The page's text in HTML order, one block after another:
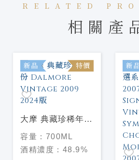
RELATED
相關產
新品 特價
大摩 典藏珍稀年份
Dalmore Vintage
2009 2024版
容量： 700ML
酒精濃度： 48.9%
新